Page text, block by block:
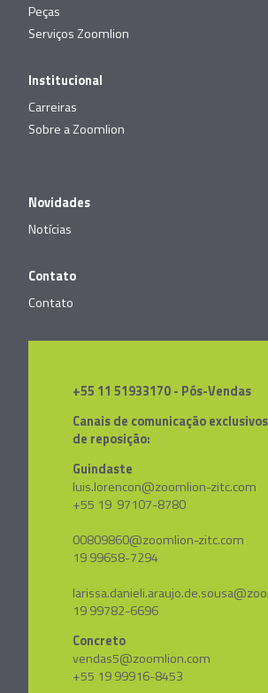
Peças
Serviços Zoomlion
Institucional
Carreiras
Sobre a Zoomlion
Novidades
Notícias
Contato
Contato
+55 11 51933170 - Pós-Vendas
Canais de comunicação
de reposição:
Guindaste
luis.lorencon@zoomlion-zitc.com
+55 19 97107-8780
00809860@zoomlion-zitc.com
19 99658-7294
19 99782-6696
Concreto
vendas5@zoomlion.com
+55 19 99916-8453